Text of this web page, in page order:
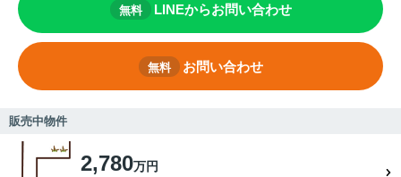
無料 LINEからお問い合わせ
無料 お問い合わせ
販売中物件
2,780万円